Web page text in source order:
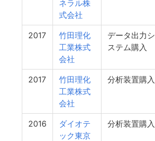
ネラル株
式会社
2017
竹田理化
工業株式
会社
データ出力シ
ステム購入
2017
竹田理化
工業株式
会社
分析装置購入
2016
ダイオテ
ック東京
分析装置購入